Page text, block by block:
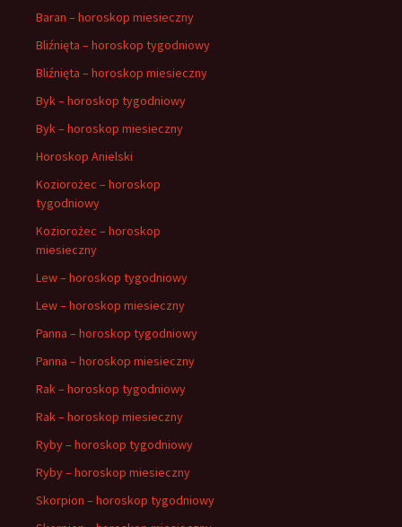
Baran – horoskop miesieczny
Bliźnięta – horoskop tygodniowy
Bliźnięta – horoskop miesieczny
Byk – horoskop tygodniowy
Byk – horoskop miesieczny
Horoskop Anielski
Koziorożec – horoskop
tygodniowy
Koziorożec – horoskop
miesieczny
Lew – horoskop tygodniowy
Lew – horoskop miesieczny
Panna – horoskop tygodniowy
Panna – horoskop miesieczny
Rak – horoskop tygodniowy
Rak – horoskop miesieczny
Ryby – horoskop tygodniowy
Ryby – horoskop miesieczny
Skorpion – horoskop tygodniowy